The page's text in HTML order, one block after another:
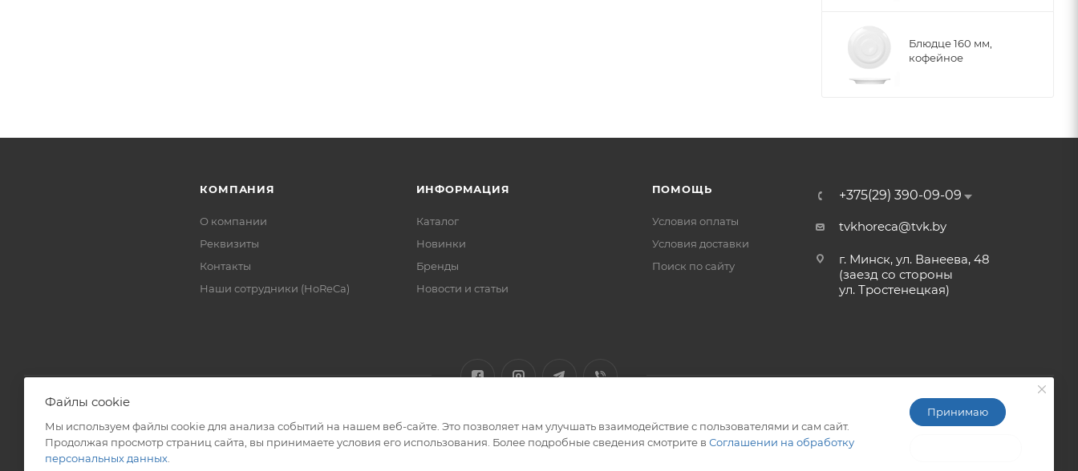
Блюдце 160 мм,
кофейное
КОМПАНИЯ
О компании
Реквизиты
Контакты
Наши сотрудники (HoReCa)
ИНФОРМАЦИЯ
Каталог
Новинки
Бренды
Новости и статьи
ПОМОЩЬ
Условия оплаты
Условия доставки
Поиск по сайту
+375(29) 390-09-09
tvkhoreca@tvk.by
г. Минск, ул. Ванеева, 48
(заезд со стороны
ул. Тростенецкая)
2026 © ЗАО «ТВК» Разработка сайтов в Минске
Файлы cookie
Мы используем файлы cookie для анализа событий на нашем веб-сайте. Это позволяет нам улучшать взаимодействие с пользователями и сам сайт.
Продолжая просмотр страниц сайта, вы принимаете условия его использования. Более подробные сведения смотрите в Соглашении на обработку
персональных данных
Принимаю